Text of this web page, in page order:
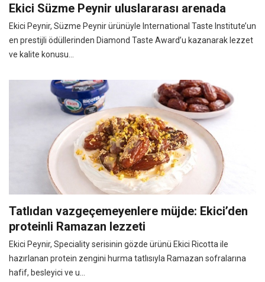
Ekici Süzme Peynir uluslararası arenada
Ekici Peynir, Süzme Peynir ürünüyle International Taste Institute’un
en prestijli ödüllerinden Diamond Taste Award’u kazanarak lezzet
ve kalite konusu...
Tatlıdan vazgeçemeyenlere müjde: Ekici’den
proteinli Ramazan lezzeti
Ekici Peynir, Speciality serisinin gözde ürünü Ekici Ricotta ile
hazırlanan protein zengini hurma tatlısıyla Ramazan sofralarına
hafif, besleyici ve u...